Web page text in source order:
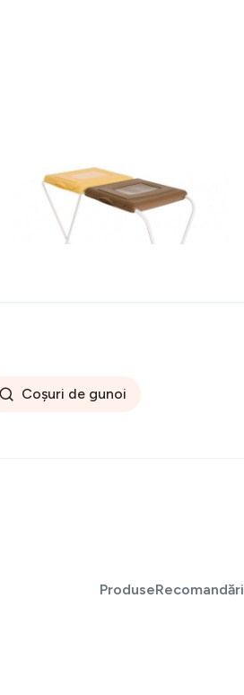
Suport pentru saci menajeri pentru
colectare selectiva 120 L, Jotta, 2
compartimente galben-maro, otel
Coșuri de gunoi
ProduseRecomandări